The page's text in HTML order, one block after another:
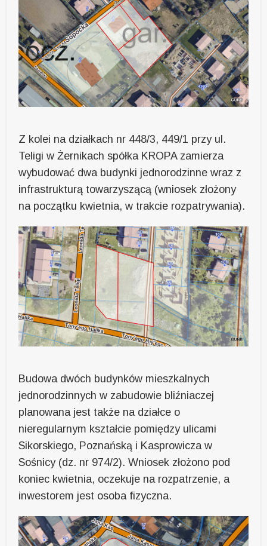
Z kolei na działkach nr 448/3, 449/1 przy ul.
Teligi w Żernikach spółka KROPA zamierza
wybudować dwa budynki jednorodzinne wraz z
infrastrukturą towarzyszącą (wniosek złożony
na początku kwietnia, w trakcie rozpatrywania).
Budowa dwóch budynków mieszkalnych
jednorodzinnych w zabudowie bliźniaczej
planowana jest także na działce o
nieregularnym kształcie pomiędzy ulicami
Sikorskiego, Poznańską i Kasprowicza w
Sośnicy (dz. nr 974/2). Wniosek złożono pod
koniec kwietnia, oczekuje na rozpatrzenie, a
inwestorem jest osoba fizyczna.